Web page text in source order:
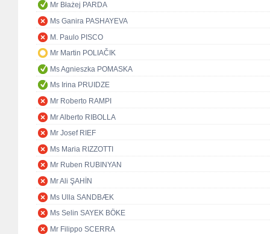
Mr Błażej PARDA
Ms Ganira PASHAYEVA
M. Paulo PISCO
Mr Martin POLIAČIK
Ms Agnieszka POMASKA
Ms Irina PRUIDZE
Mr Roberto RAMPI
Mr Alberto RIBOLLA
Mr Josef RIEF
Ms Maria RIZZOTTI
Mr Ruben RUBINYAN
Mr Ali ŞAHİN
Ms Ulla SANDBÆK
Ms Selin SAYEK BÖKE
Mr Filippo SCERRA